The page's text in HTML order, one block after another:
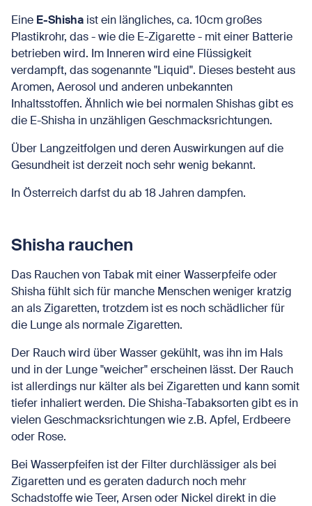
Eine E-Shisha ist ein längliches, ca. 10cm großes
Plastikrohr, das - wie die E-Zigarette - mit einer Batterie
betrieben wird. Im Inneren wird eine Flüssigkeit
verdampft, das sogenannte "Liquid". Dieses besteht aus
Aromen, Aerosol und anderen unbekannten
Inhaltsstoffen. Ähnlich wie bei normalen Shishas gibt es
die E-Shisha in unzähligen Geschmacksrichtungen.
Über Langzeitfolgen und deren Auswirkungen auf die
Gesundheit ist derzeit noch sehr wenig bekannt.
In Österreich darfst du ab 18 Jahren dampfen.
Shisha rauchen
Das Rauchen von Tabak mit einer Wasserpfeife oder
Shisha fühlt sich für manche Menschen weniger kratzig
an als Zigaretten, trotzdem ist es noch schädlicher für
die Lunge als normale Zigaretten.
Der Rauch wird über Wasser gekühlt, was ihn im Hals
und in der Lunge "weicher" erscheinen lässt. Der Rauch
ist allerdings nur kälter als bei Zigaretten und kann somit
tiefer inhaliert werden. Die Shisha-Tabaksorten gibt es in
vielen Geschmacksrichtungen wie z.B. Apfel, Erdbeere
oder Rose.
Bei Wasserpfeifen ist der Filter durchlässiger als bei
Zigaretten und es geraten dadurch noch mehr
Schadstoffe wie Teer, Arsen oder Nickel direkt in die